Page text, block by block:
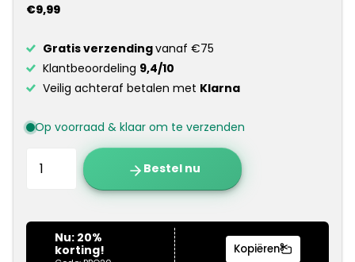
€9,99
Gratis verzendingvanaf €75
Klantbeoordeling 9,4/10
Veilig achteraf betalen met Klarna
Bestel nu